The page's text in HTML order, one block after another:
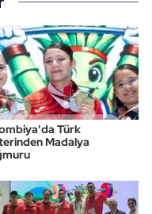
Türk
Madalya